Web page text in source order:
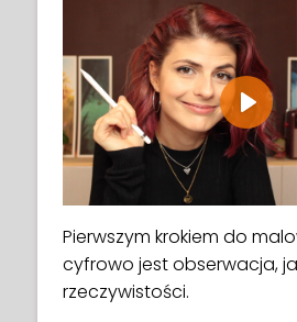
Play
Pierwszym krokiem do
cyfrowo jest obserwacja,
rzeczywistości.